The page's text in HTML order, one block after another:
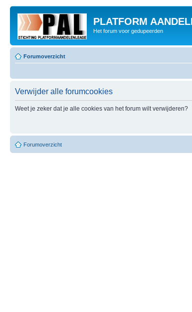
PLATFORM
Het forum voor gedupeerden
Forumoverzicht
Verwijder alle forumcookies
Weet je zeker dat je alle cookies van het forum wilt verwijderen?
Forumoverzicht